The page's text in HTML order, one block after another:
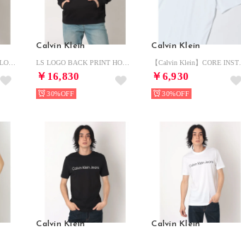
Calvin Klein
￥16,830
30%
Calvin Klein
￥6,930
30%
Calvin Klein Calvin Klein